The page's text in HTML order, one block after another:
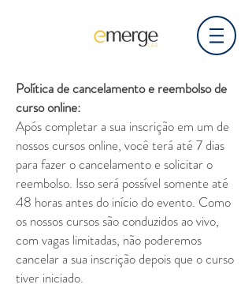
Política de cancelamento e reembolso de
curso online:
Após completar a sua inscrição em um de
nossos cursos online, você terá até 7 dias
para fazer o cancelamento e solicitar o
reembolso. Isso será possível somente até
48 horas antes do início do evento. Como
os nossos cursos são conduzidos ao vivo,
com vagas limitadas, não poderemos
cancelar a sua inscrição depois que o curso
tiver iniciado.​